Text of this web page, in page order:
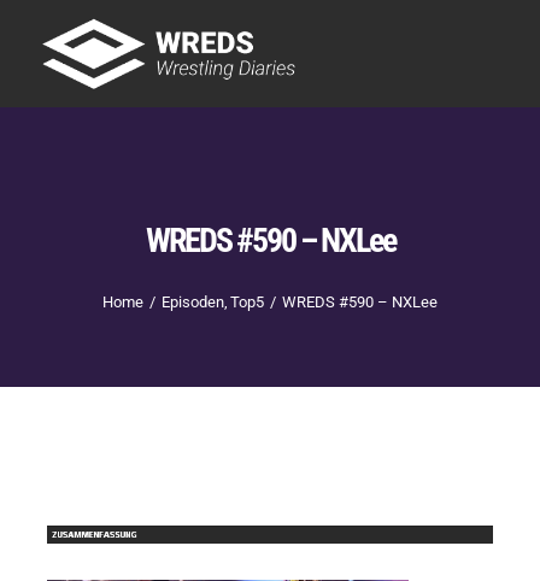
content
WREDS #590 – NXLee
Home Episoden Top5 WREDS #590 – NXLee